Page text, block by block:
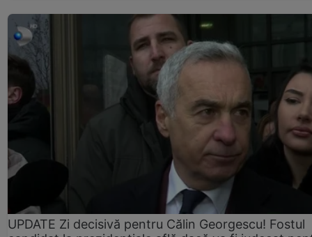
UPDATE Zi decisivă pentru Călin Georgescu! Fostul